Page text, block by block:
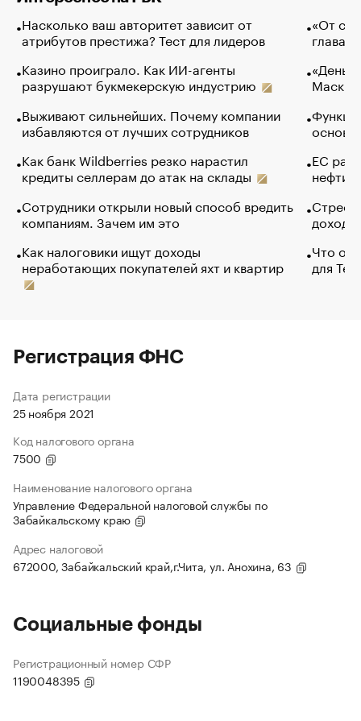
Насколько ваш авторитет зависит от
атрибутов престижа? Тест для лидеров
Казино проиграло. Как ИИ-агенты
разрушают букмекерскую индустрию
Выживают сильнейших. Почему компании
избавляются от лучших сотрудников
Как банк Wildberries резко нарастил
кредиты селлерам до атак на склады
Сотрудники открыли новый способ вредить
компаниям. Зачем им это
Как налоговики ищут доходы
неработающих покупателей яхт и квартир
«От
глава
Маск в
основ
ЕС
нефти
Что
для
Регистрация ФНС
Дата регистрации
25 ноября 2021
Код налогового органа
7500
Наименование налогового органа
Управление Федеральной налоговой службы по
Забайкальскому краю
Адрес налоговой
672000, Забайкальский край,г.Чита, ул. Анохина, 63
Социальные фонды
Регистрационный номер СФР
1190048395